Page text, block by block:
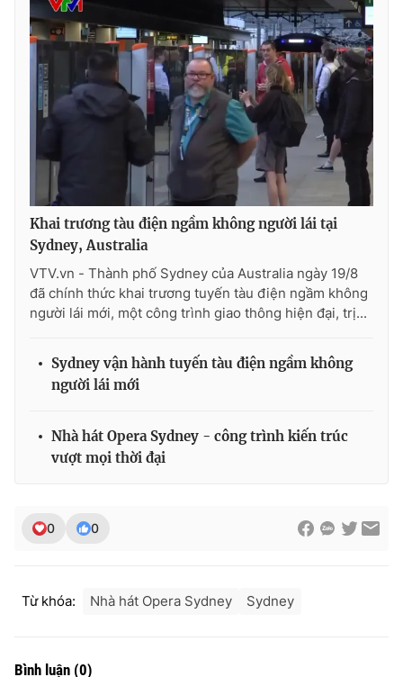
Khai trương tàu điện ngầm không người lái tại
Sydney, Australia
VTV.vn - Thành phố Sydney của Australia ngày 19/8
đã chính thức khai trương tuyến tàu điện ngầm không
người lái mới, một công trình giao thông hiện đại, trị...
Sydney vận hành tuyến tàu điện ngầm không
người lái mới
Nhà hát Opera Sydney - công trình kiến trúc
vượt mọi thời đại
0 0
Từ khóa: Nhà hát Opera Sydney Sydney
Bình luận (0)